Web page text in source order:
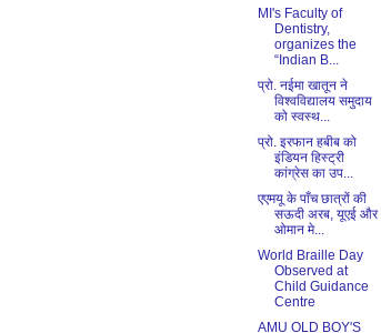
MI's Faculty of
Dentistry,
organizes the
“Indian B...
प्रो. नईमा खातून ने
विश्वविद्यालय समुदाय
को स्वस्थ...
प्रो. इरफान हबीब को
इंडियन हिस्ट्री
कांग्रेस का उप...
एएमयू के पाँच छात्रों की
सऊदी अरब, यूएई और
ओमान मे...
World Braille Day
Observed at
Child Guidance
Centre
AMU OLD BOY'S